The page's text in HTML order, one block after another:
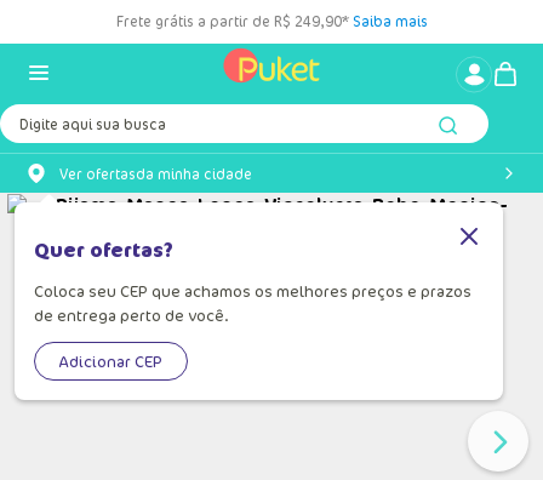
Frete grátis a partir de R$ 249,90* Saiba mais
Digite aqui sua busca
Ver ofertasda minha cidade
Quer ofertas?
Coloca seu CEP que achamos os melhores preços e prazos
de entrega perto de você.
Adicionar CEP